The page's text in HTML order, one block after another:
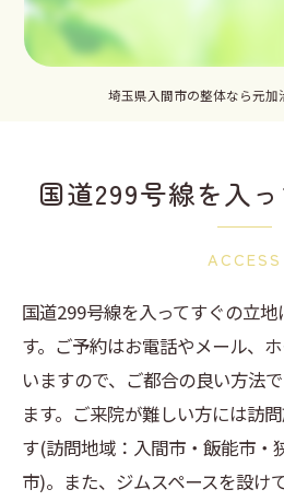
埼玉県入間市の整体なら元加
国道299号線を入
ACCESS
国道299号線を入ってすぐの立
す。ご予約はお電話やメール、
いますので、ご都合の良い方法
ます。ご来院が難しい方には訪
す(訪問地域：入間市・飯能市・
市)。また、ジムスペースを設け